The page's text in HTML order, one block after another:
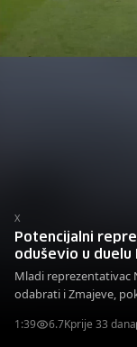
X
Potencijalni
oduševio u duelu
Mladi reprezentativac
odabrati i Zmajeve,
1:39 6.7Kprije 33 dana